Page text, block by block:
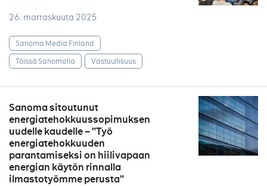
26. marraskuuta 2025
Sanoma Media Finland
Töissä Sanomalla
Vastuullisuus
Sanoma sitoutunut
energiatehokkuussopimuksen
uudelle kaudelle – ”Työ
energiatehokkuuden
parantamiseksi on hiilivapaan
energian käytön rinnalla
ilmastotyömme perusta”